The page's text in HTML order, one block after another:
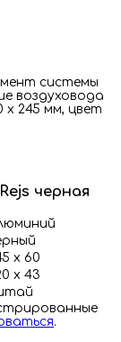
системы
воздуховода
245 мм, цвет
черная
х 60
х 43
.